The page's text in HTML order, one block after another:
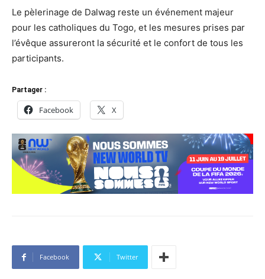
Le pèlerinage de Dalwag reste un événement majeur
pour les catholiques du Togo, et les mesures prises par
l’évêque assureront la sécurité et le confort de tous les
participants.
Partager :
Facebook X
Facebook Twitter